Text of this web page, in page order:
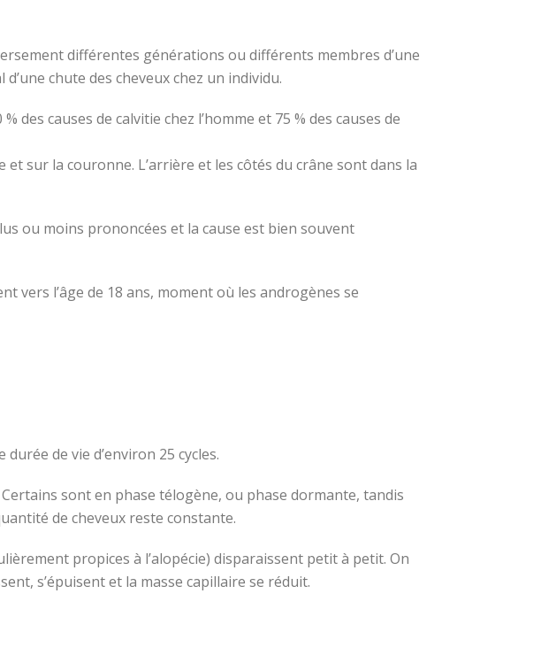
différentes générations ou différents membres d’une
chute des cheveux chez un individu.
causes de calvitie chez l’homme et 75 % des causes de
sur la couronne. L’arrière et les côtés du crâne sont dans la
ou moins prononcées et la cause est bien souvent
vers l’âge de 18 ans, moment où les androgènes se
de vie d’environ 25 cycles.
sont en phase télogène, ou phase dormante, tandis
de cheveux reste constante.
propices à l’alopécie) disparaissent petit à petit. On
s’épuisent et la masse capillaire se réduit.